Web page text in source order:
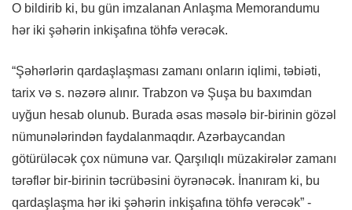
O bildirib ki, bu gün imzalanan Anlaşma Memorandumu
hər iki şəhərin inkişafına töhfə verəcək.
“Şəhərlərin qardaşlaşması zamanı onların iqlimi, təbiəti,
tarix və s. nəzərə alınır. Trabzon və Şuşa bu baxımdan
uyğun hesab olunub. Burada əsas məsələ bir-birinin gözəl
nümunələrindən faydalanmaqdır. Azərbaycandan
götürüləcək çox nümunə var. Qarşılıqlı müzakirələr zamanı
tərəflər bir-birinin təcrübəsini öyrənəcək. İnanıram ki, bu
qardaşlaşma hər iki şəhərin inkişafına töhfə verəcək” -